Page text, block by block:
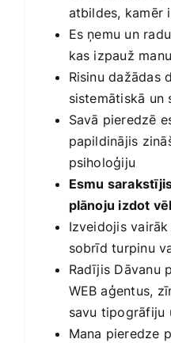
atbildes, kamēr
Es ņemu un
kas izpauž
Risinu dažādas
sistemātiskā un
Savā pieredzē
papildinājis
psiholoģiju
Esmu
plānoju izdot
Izveidojis
sobrīd turpinu
Radījis Dāvanu
WEB aģentus,
savu tipogrāfiju
Mana pieredze